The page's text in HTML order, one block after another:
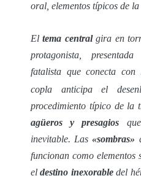
oral, elementos típicos de la
Eltema centralgira en
protagonista,
fatalista que conecta
copla anticipa el
procedimiento típico de la
agüeros y presagios
inevitable. Las«sombras»
funcionan como elementos
eldestino inexorabledel